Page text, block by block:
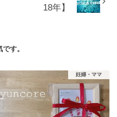
18年】
す。
妊婦・ママ